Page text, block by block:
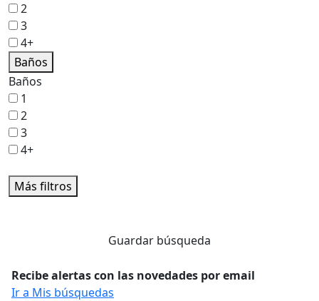
2
3
4+
Baños
Baños
1
2
3
4+
Más filtros
Guardar búsqueda
Recibe alertas con las novedades por email
Ir a Mis búsquedas